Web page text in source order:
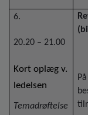
6.
20.20 – 21.00
Kort oplæg v.
ledelsen
Temadrøftelse